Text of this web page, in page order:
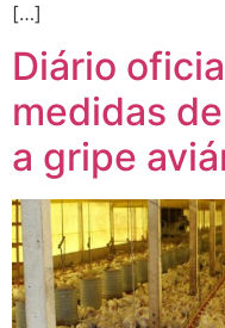
[…]
Diário
medidas
a gripe